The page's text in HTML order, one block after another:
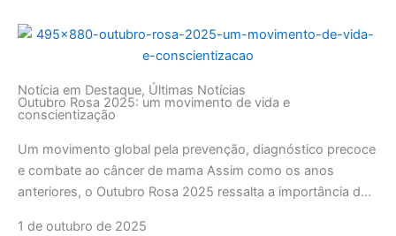
Notícia em Destaque, Últimas Notícias
Outubro Rosa 2025: um movimento de vida e
conscientização
Um movimento global pela prevenção, diagnóstico precoce
e combate ao câncer de mama Assim como os anos
anteriores, o Outubro Rosa 2025 ressalta a importância d...
1 de outubro de 2025